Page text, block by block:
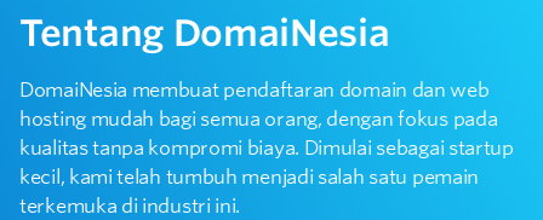
Tentang DomaiNesia
DomaiNesia membuat pendaftaran domain dan web
hosting mudah bagi semua orang, dengan fokus pada
kualitas tanpa kompromi biaya. Dimulai sebagai startup
kecil, kami telah tumbuh menjadi salah satu pemain
terkemuka di industri ini.